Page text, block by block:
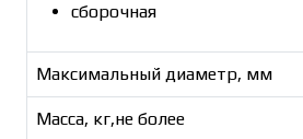
сборочная
Максимальный диаметр, мм
Масса, кг,не более